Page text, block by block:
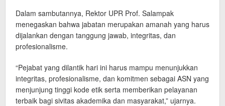
Dalam sambutannya, Rektor UPR Prof. Salampak
menegaskan bahwa jabatan merupakan amanah yang harus
dijalankan dengan tanggung jawab, integritas, dan
profesionalisme.
“Pejabat yang dilantik hari ini harus mampu menunjukkan
integritas, profesionalisme, dan komitmen sebagai ASN yang
menjunjung tinggi kode etik serta memberikan pelayanan
terbaik bagi sivitas akademika dan masyarakat,” ujarnya.